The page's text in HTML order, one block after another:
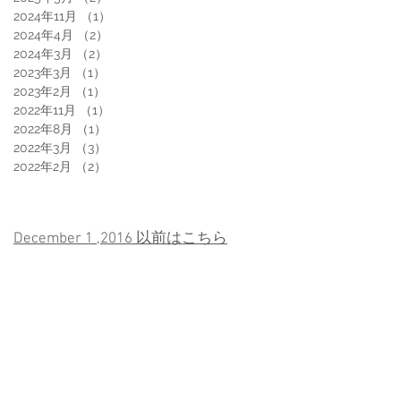
2024年11月
（1）
2024年4月
（2）
2024年3月
（2）
2023年3月
（1）
2023年2月
（1）
2022年11月
（1）
2022年8月
（1）
2022年3月
（3）
2022年2月
（2）
December 1 ,2016 以前はこちら